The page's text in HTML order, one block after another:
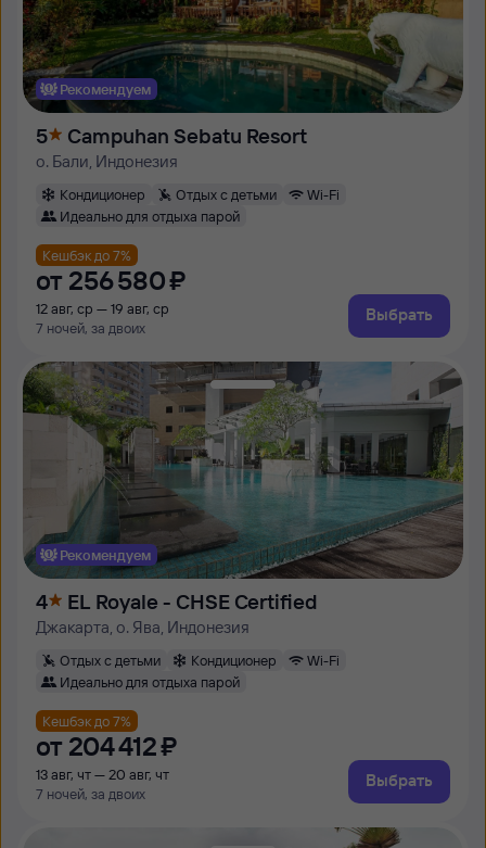
Рекомендуем
5 Campuhan Sebatu Resort
о. Бали, Индонезия
Кондиционер Отдых с детьми
Wi-Fi
Идеально для отдыха парой
Кешбэк до 7%
от 256 ⁠580 ⁠₽
12 авг, ср — 19 авг, ср
7 ночей, за двоих
Выбрать
Рекомендуем
4 EL Royale - CHSE Certified
Джакарта, о. Ява, Индонезия
Отдых с детьми Кондиционер
Wi-Fi
Идеально для отдыха парой
Кешбэк до 7%
от 204 ⁠412 ⁠₽
13 авг, чт — 20 авг, чт
7 ночей, за двоих
Выбрать